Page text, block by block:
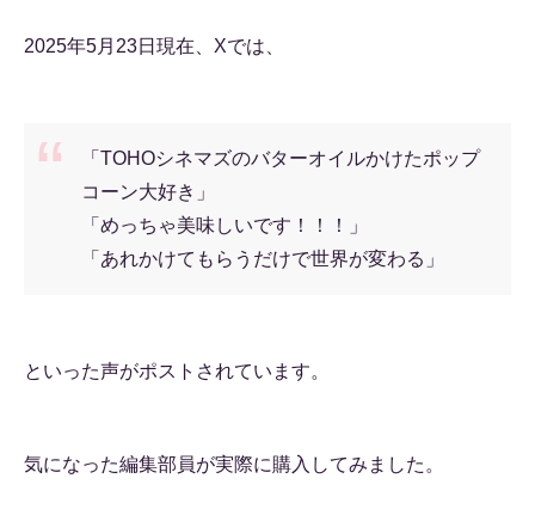
2025年5月23日現在、Xでは、
「TOHOシネマズのバターオイルかけたポップ
コーン大好き」
「めっちゃ美味しいです！！！」
「あれかけてもらうだけで世界が変わる」
といった声がポストされています。
気になった編集部員が実際に購入してみました。